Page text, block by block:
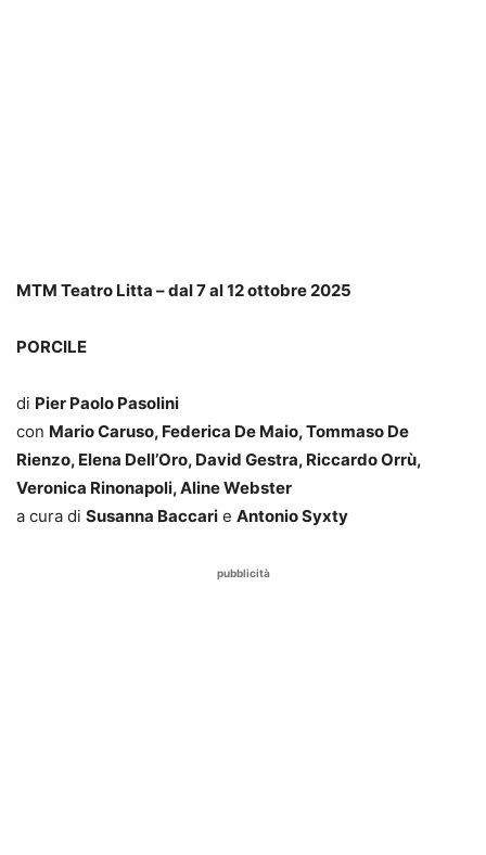
MTM Teatro Litta – dal 7 al 12 ottobre 2025
PORCILE
di Pier Paolo Pasolini
con Mario Caruso, Federica De Maio, Tommaso De
Rienzo, Elena Dell’Oro, David Gestra, Riccardo Orrù,
Veronica Rinonapoli, Aline Webster
a cura di Susanna Baccari e Antonio Syxty
pubblicità